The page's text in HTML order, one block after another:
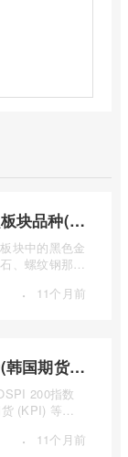
硅铁硅锰期货属于什么板块品种(硅铁硅锰行情趋势)
块中的黑色金
、螺纹钢那样
· 11个月前
韩国期货指数行情走势(韩国期货指数行情走势图)
200指数
(KPI) 等主
· 11个月前